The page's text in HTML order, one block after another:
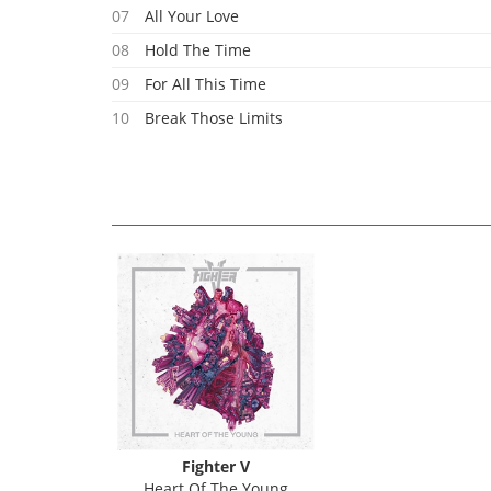
07
All Your Love
08
Hold The Time
09
For All This Time
10
Break Those Limits
Fighter V